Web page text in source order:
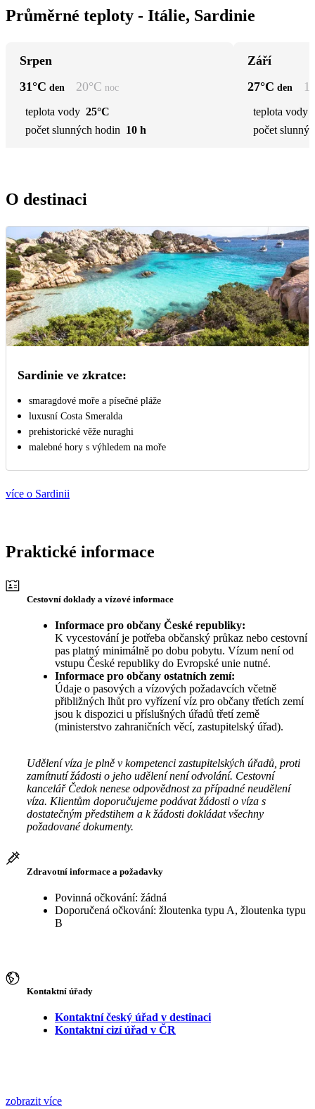
Průměrné teploty - Itálie, Sardinie
Srpen
31°C den 20°C noc
teplota vody 25°C
počet slunných hodin 10 h
Září
27°C den
teplota vody
počet
O destinaci
Sardinie ve zkratce:
smaragdové moře a písečné pláže
luxusní Costa Smeralda
prehistorické věže nuraghi
malebné hory s výhledem na moře
více o Sardinii
Praktické informace
Cestovní doklady a vízové informace
Informace pro občany České republiky:
K vycestování je potřeba občanský průkaz nebo cestovní
pas platný minimálně po dobu pobytu. Vízum není od
vstupu České republiky do Evropské unie nutné.
Informace pro občany ostatních zemí:
Údaje o pasových a vízových požadavcích včetně
přibližných lhůt pro vyřízení víz pro občany třetích zemí
jsou k dispozici u příslušných úřadů třetí země
(ministerstvo zahraničních věcí, zastupitelský úřad).
Udělení víza je plně v kompetenci zastupitelských úřadů, proti
zamítnutí žádosti o jeho udělení není odvolání. Cestovní
kancelář Čedok nenese odpovědnost za případné neudělení
víza. Klientům doporučujeme podávat žádosti o víza s
dostatečným předstihem a k žádosti dokládat všechny
požadované dokumenty.
Zdravotní informace a požadavky
Povinná očkování: žádná
Doporučená očkování: žloutenka typu A, žloutenka typu
B
Kontaktní úřady
Kontaktní český úřad v destinaci
Kontaktní cizí úřad v ČR
zobrazit více